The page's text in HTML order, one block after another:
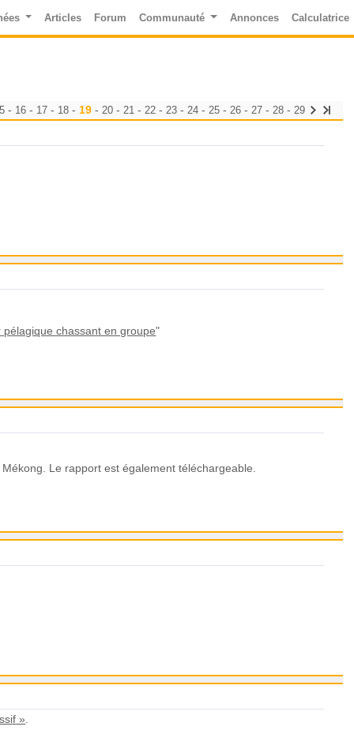
Articles Forum Communauté Annonces Calculatrice
- 16 - 17 - 18 - 19 - 20 - 21 - 22 - 23 - 24 - 25 - 26 - 27 - 28 - 29
chassant en groupe"
Le rapport est également téléchargeable.
»